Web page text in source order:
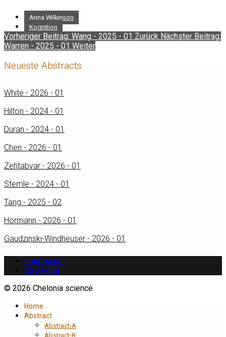
Anna Wilkinson
Kognition
Vorheriger Beitrag: Wang - 2025 - 01 Zurück Nächster Beitrag:
Warren - 2025 - 01 Weiter
Neueste Abstracts
White - 2026 - 01
Hilton - 2024 - 01
Duran - 2024 - 01
Chen - 2026 - 01
Zehtabvar - 2026 - 01
Stemle - 2024 - 01
Tang - 2025 - 02
Hörmann - 2026 - 01
Gaudzinski-Windheuser - 2026 - 01
Impressum
RSS Feed
© 2026 Chelonia science
Home
Abstract
Abstract-A
Abstract-B